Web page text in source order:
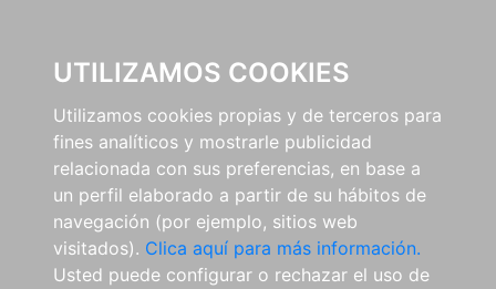
UTILIZAMOS COOKIES
Utilizamos cookies propias y de terceros para
fines analíticos y mostrarle publicidad
relacionada con sus preferencias, en base a
un perfil elaborado a partir de su hábitos de
navegación (por ejemplo, sitios web
visitados). Clica aquí para más información.
Usted puede configurar o rechazar el uso de